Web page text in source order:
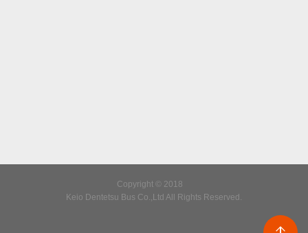
Copyright © 2018
Keio Dentetsu Bus Co.,Ltd All Rights Reserved.